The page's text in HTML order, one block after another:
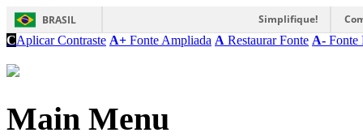
BRASIL Simplifique!
CAplicar Contraste A+ Fonte Ampliada A Restaurar Fonte A- Fonte
Main Menu